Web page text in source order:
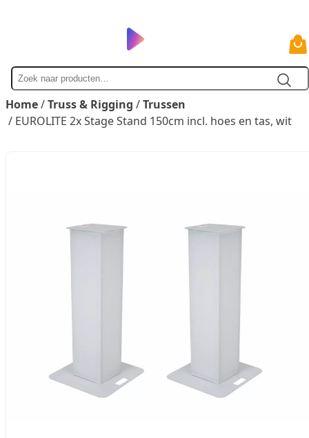
Zoek
naar
Home/Truss & Rigging /Trussen
/ EUROLITE 2x Stage Stand 150cm incl. hoes en tas, wit